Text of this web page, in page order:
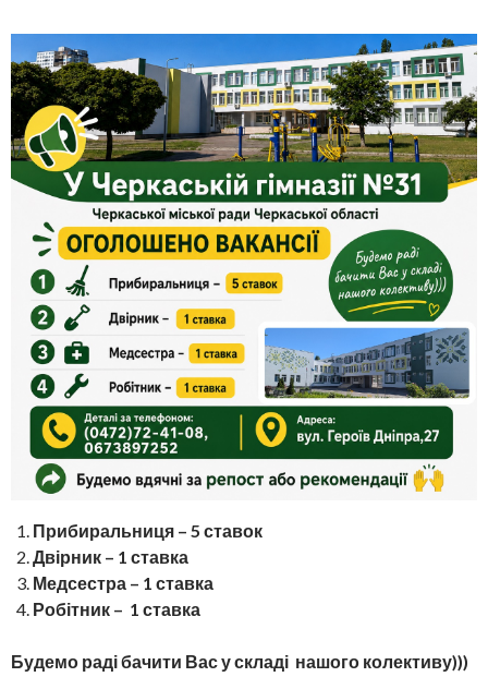
Прибиральниця – 5 ставок
Двірник – 1 ставка
Медсестра – 1 ставка
Робітник – 1 ставка
Будемо раді бачити Вас у складі нашого колективу)))